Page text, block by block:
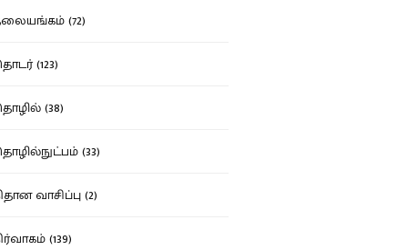
(72)
(123)
(38)
(33)
வாசிப்பு (2)
(139)